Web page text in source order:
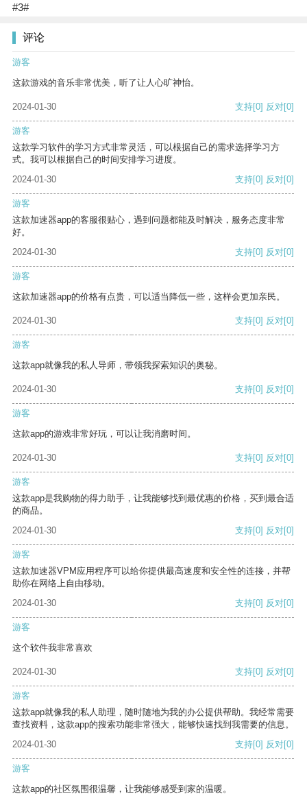
#3#
评论
游客
这款游戏的音乐非常优美，听了让人心旷神怡。
2024-01-30 支持[0] 反对[0]
游客
这款学习软件的学习方式非常灵活，可以根据自己的需求选择学习方
式。我可以根据自己的时间安排学习进度。
2024-01-30
支持[0] 反对[0]
游客
这款加速器app的客服很贴心，遇到问题都能及时解决，服务态度非常
好。
2024-01-30
支持[0] 反对[0]
游客
这款加速器app的价格有点贵，可以适当降低一些，这样会更加亲民。
2024-01-30 支持[0] 反对[0]
游客
这款app就像我的私人导师，带领我探索知识的奥秘。
2024-01-30 支持[0] 反对[0]
游客
这款app的游戏非常好玩，可以让我消磨时间。
2024-01-30 支持[0] 反对[0]
游客
这款app是我购物的得力助手，让我能够找到最优惠的价格，买到最合适
的商品。
2024-01-30
支持[0] 反对[0]
游客
这款加速器VPM应用程序可以给你提供最高速度和安全性的连接，并帮
助你在网络上自由移动。
2024-01-30
支持[0] 反对[0]
游客
这个软件我非常喜欢
2024-01-30 支持[0] 反对[0]
游客
这款app就像我的私人助理，随时随地为我的办公提供帮助。我经常需要
查找资料，这款app的搜索功能非常强大，能够快速找到我需要的信息。
2024-01-30
支持[0] 反对[0]
游客
这款app的社区氛围很温馨，让我能够感受到家的温暖。